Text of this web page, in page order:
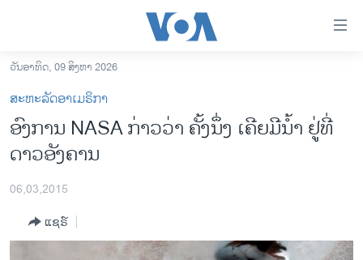
ເຂົ້າ
ຫາ
ຂ້າມ
ຂ້າມ
ຂ້າມ
ຫາ
ລາວ
ອາເມຣິກາ
ຂ່າວ​ຈີນ
ໂລກ
ວັນອາທິດ, 09 ສິງຫາ 2026
ສະຫະລັດອາເມຣິກາ
ອົງການ NASA ກ່າວ​ວ່າ ​ຄັ້ງນຶ່ງ ​ເຄີຍມີນ້ຳ ຢູ່​ທີ່​
ດາວ​ອັງຄານ
06,03,2015
ແຊຣ໌